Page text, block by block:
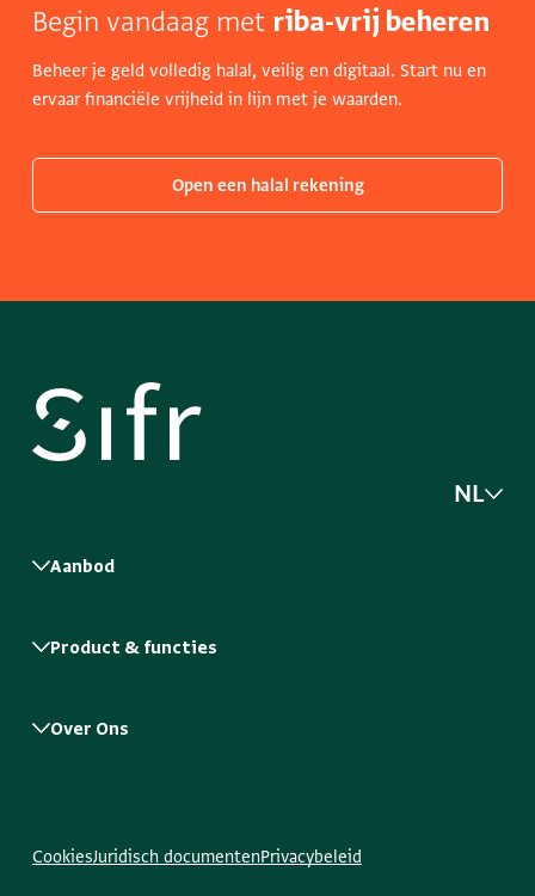
Begin vandaag met riba-vrij beheren
Beheer je geld volledig halal, veilig en digitaal. Start nu en
ervaar financiële vrijheid in lijn met je waarden.
Open een halal rekening
NL
Aanbod
Product & functies
Over Ons
CookiesJuridisch documentenPrivacybeleid